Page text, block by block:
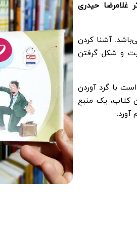
غلامرضا حیدری
آشنا کردن
و شکل گرفتن
با گرد آوردن
کتاب، یک منبع
آورد.